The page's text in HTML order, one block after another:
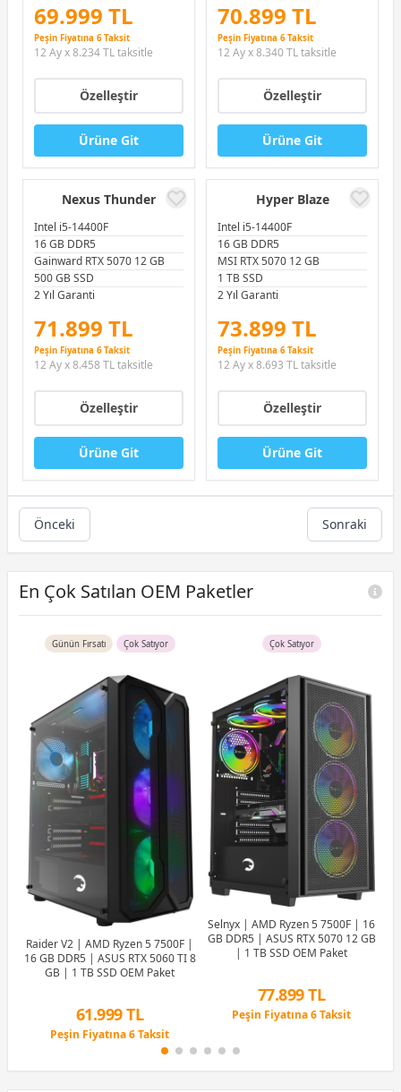
69.999 TL
Peşin Fiyatına 6 Taksit
12 Ay x 8.234 TL taksitle
Özelleştir
Ürüne Git
70.899 TL
Peşin Fiyatına 6 Taksit
12 Ay x 8.340 TL taksitle
Özelleştir
Ürüne Git
Nexus Thunder
Intel i5-14400F
16 GB DDR5
Gainward RTX 5070 12 GB
500 GB SSD
2 Yıl Garanti
71.899 TL
Peşin Fiyatına 6 Taksit
12 Ay x 8.458 TL taksitle
Özelleştir
Ürüne Git
Hyper Blaze
Intel i5-14400F
16 GB DDR5
MSI RTX 5070 12 GB
1 TB SSD
2 Yıl Garanti
73.899 TL
Peşin Fiyatına 6 Taksit
12 Ay x 8.693 TL taksitle
Özelleştir
Ürüne Git
Önceki Sonraki
En Çok Satılan OEM Paketler
Günün Fırsatı Çok Satıyor
Raider V2 | AMD Ryzen 5 7500F |
16 GB DDR5 | ASUS RTX 5060 TI 8
GB | 1 TB SSD OEM Paket
61.999 TL
Peşin Fiyatına 6 Taksit
12 Ay x 7.293 TL taksitle
Çok Satıyor
Selnyx | AMD Ryzen 5 7500F | 16
GB DDR5 | ASUS RTX 5070 12 GB
| 1 TB SSD OEM Paket
77.899 TL
Peşin Fiyatına 6 Taksit